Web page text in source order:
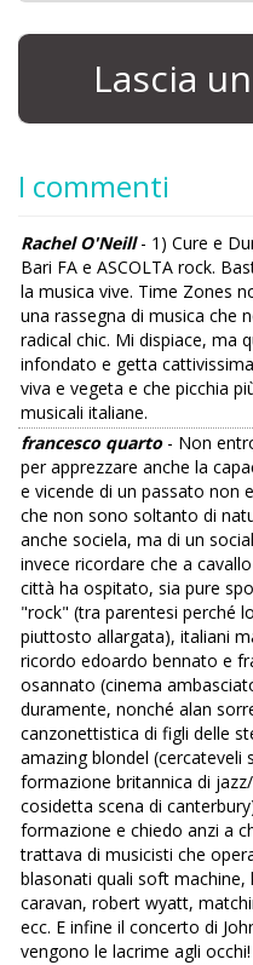
Lascia
I commenti
Rachel O'Neill- 1) Cure e
Bari FA e ASCOLTA rock.
la musica vive. Time Zones
una rassegna di musica che
radical chic. Mi dispiace, ma
infondato e getta
viva e vegeta e che picchia
musicali italiane.
francesco quarto- Non
per apprezzare anche la
e vicende di un passato non
che non sono soltanto di
anche sociela, ma di un
invece ricordare che a
città ha ospitato, sia pure
"rock" (tra parentesi perché
piuttosto allargata), italiani
ricordo edoardo bennato e
osannato (cinema
duramente, nonché alan
canzonettistica di figli delle
amazing blondel (cercateveli
formazione britannica di
cosidetta scena di
formazione e chiedo anzi a
trattava di musicisti che
blasonati quali soft machine,
caravan, robert wyatt,
ecc. E infine il concerto di
vengono le lacrime agli